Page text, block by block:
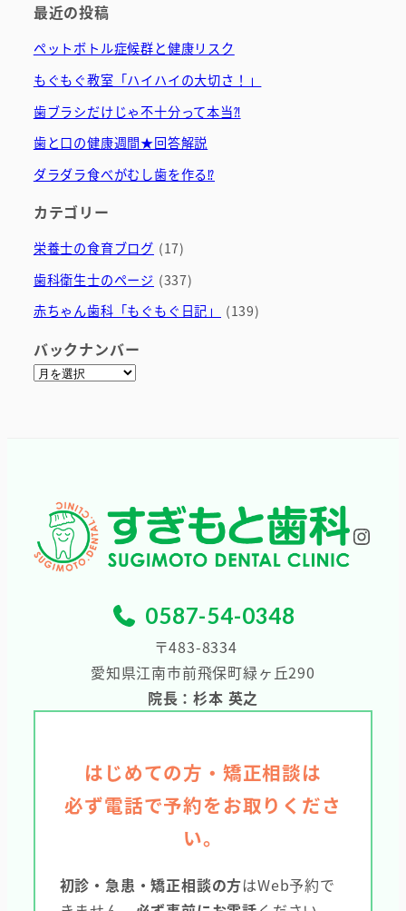
最近の投稿
ペットボトル症候群と健康リスク
もぐもぐ教室「ハイハイの大切さ！」
歯ブラシだけじゃ不十分って本当⁈
歯と口の健康週間★回答解説
ダラダラ食べがむし歯を作る⁉
カテゴリー
栄養士の食育ブログ (17)
歯科衛生士のページ (337)
赤ちゃん歯科「もぐもぐ日記」
(139)
バックナンバー
ア
0587-54-0348
〒483-8334
愛知県江南市前飛保町緑ヶ丘290
院長：杉本 英之
はじめての方・矯正相談は
必ず電話で予約をお取りくださ
い。
初診・急患・矯正相談の方はWeb予約で